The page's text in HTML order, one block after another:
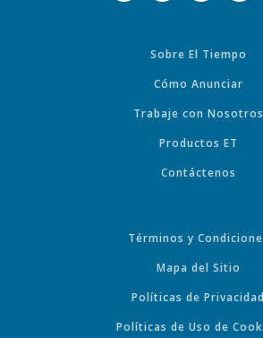
Sobre El Tiempo
Cómo Anunciar
Trabaje con Nosotros
Productos ET
Contáctenos
Términos y
Mapa del Sitio
Políticas de Privacidad
Políticas de Uso de